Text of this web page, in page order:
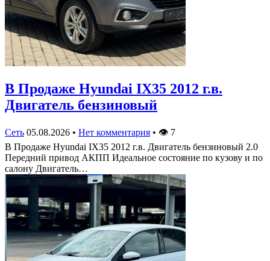
В Продаже Hyundai IX35 2012 г.в.
Двигатель бензиновый
Сеть 05.08.2026 • Нет комментария • 👁 7
В Продаже Hyundai IX35 2012 г.в. Двигатель бензиновый 2.0
Передний привод АКПП Идеальное состояние по кузову и по
салону Двигатель…